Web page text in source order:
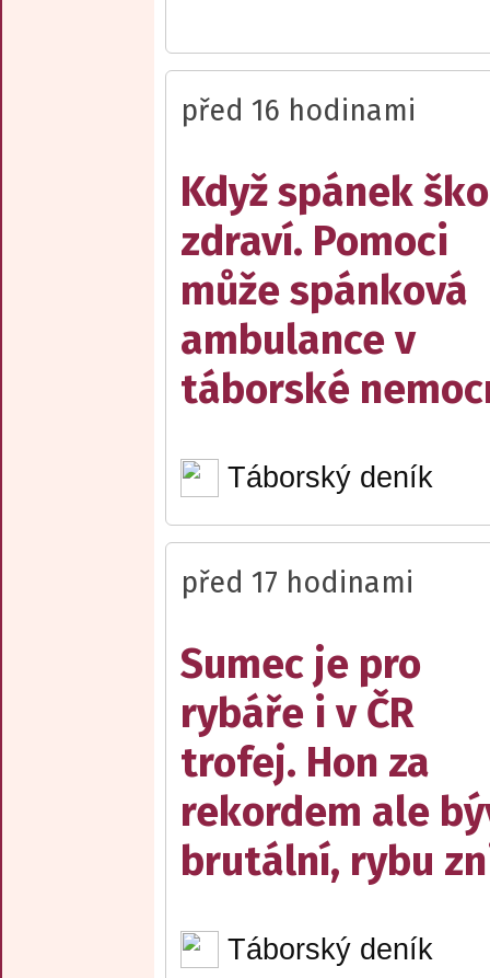
před 16 hodinami
Když spánek
zdraví. Pomoci
může spánková
ambulance v
táborské
Táborský deník
před 17 hodinami
Sumec je pro
rybáře i v ČR
trofej. Hon za
rekordem ale
brutální, rybu
Táborský deník